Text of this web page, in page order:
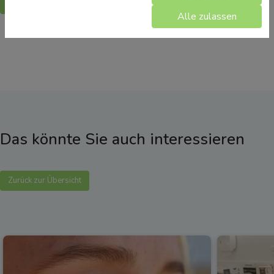
Das könnte Sie auch interessieren
Zurück zur Übersicht
Alle zulassen